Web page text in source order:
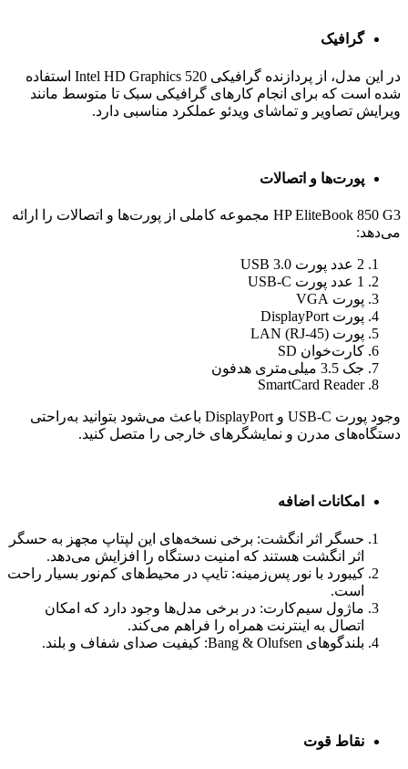
گرافیک
در این مدل، از پردازنده گرافیکی Intel HD Graphics 520 استفاده
شده است که برای انجام کارهای گرافیکی سبک تا متوسط مانند
ویرایش تصاویر و تماشای ویدئو عملکرد مناسبی دارد.
پورت‌ها و اتصالات
HP EliteBook 850 G3 مجموعه کاملی از پورت‌ها و اتصالات را ارائه
می‌دهد:
2 عدد پورت USB 3.0
1 عدد پورت USB-C
پورت VGA
پورت DisplayPort
پورت LAN (RJ-45)
کارت‌خوان SD
جک 3.5 میلی‌متری هدفون
SmartCard Reader
وجود پورت USB-C و DisplayPort باعث می‌شود بتوانید به‌راحتی
دستگاه‌های مدرن و نمایشگرهای خارجی را متصل کنید.
امکانات اضافه
حسگر اثر انگشت: برخی نسخه‌های این لپتاپ مجهز به حسگر
اثر انگشت هستند که امنیت دستگاه را افزایش می‌دهد.
کیبورد با نور پس‌زمینه: تایپ در محیط‌های کم‌نور بسیار راحت
است.
ماژول سیم‌کارت: در برخی مدل‌ها وجود دارد که امکان
اتصال به اینترنت همراه را فراهم می‌کند.
بلندگوهای Bang & Olufsen: کیفیت صدای شفاف و بلند.
نقاط قوت